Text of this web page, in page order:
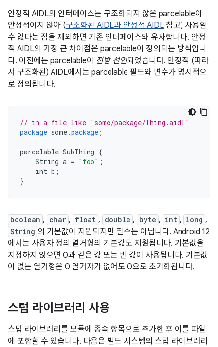
안정적 AIDL의 인터페이스는 구조화되지 않은 parcelable이
안정적이지 않아 (구조화된 AIDL과 안정적 AIDL 참고) 사용할
수 없다는 점을 제외하면 기존 인터페이스와 유사합니다. 안정
적 AIDL의 가장 큰 차이점은 parcelable이 정의되는 방식입니
다. 이전에는 parcelable이 전방 선언되었습니다. 안정적 (따라
서 구조화된) AIDL에서는 parcelable 필드와 변수가 명시적으
로 정의됩니다.
// in a file like 'some/package/Thing.aidl'
package some.package ;
parcelable SubThing {
String a = "foo" ;
int b ;
}
boolean , char , float , double , byte , int , long ,
String 의 기본값이 지원되지만 필수는 아닙니다. Android 12
에서는 사용자 정의 열거형의 기본값도 지원됩니다. 기본값을
지정하지 않으면 0과 같은 값 또는 빈 값이 사용됩니다. 기본값
이 없는 열거형은 0 열거자가 없어도 0으로 초기화됩니다.
스텁 라이브러리 사용
스텁 라이브러리를 모듈에 종속 항목으로 추가한 후 이를 파일
에 포함할 수 있습니다. 다음은 빌드 시스템의 스텁 라이브러리